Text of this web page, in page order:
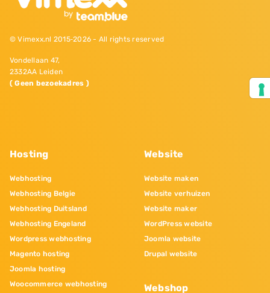
© Vimexx.nl 2015‐2026 - All rights reserved
Vondellaan 47,
2332AA Leiden
( Geen bezoekadres )
Hosting
Webhosting
Webhosting Belgie
Webhosting Duitsland
Webhosting Engeland
Wordpress webhosting
Magento hosting
Joomla hosting
Woocommerce webhosting
Website
Website maken
Website verhuizen
Website maker
WordPress website
Joomla website
Drupal website
Webshop